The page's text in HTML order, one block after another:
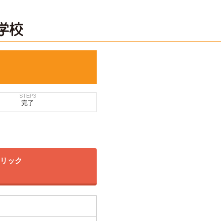
STEP3
完了
ック